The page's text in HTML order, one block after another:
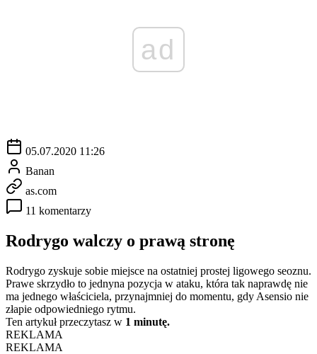
ad
05.07.2020 11:26
Banan
as.com
11 komentarzy
Rodrygo walczy o prawą stronę
Rodrygo zyskuje sobie miejsce na ostatniej prostej ligowego seoznu.
Prawe skrzydło to jednyna pozycja w ataku, która tak naprawdę nie
ma jednego właściciela, przynajmniej do momentu, gdy Asensio nie
złapie odpowiedniego rytmu.
Ten artykuł przeczytasz w 1 minutę.
REKLAMA
REKLAMA